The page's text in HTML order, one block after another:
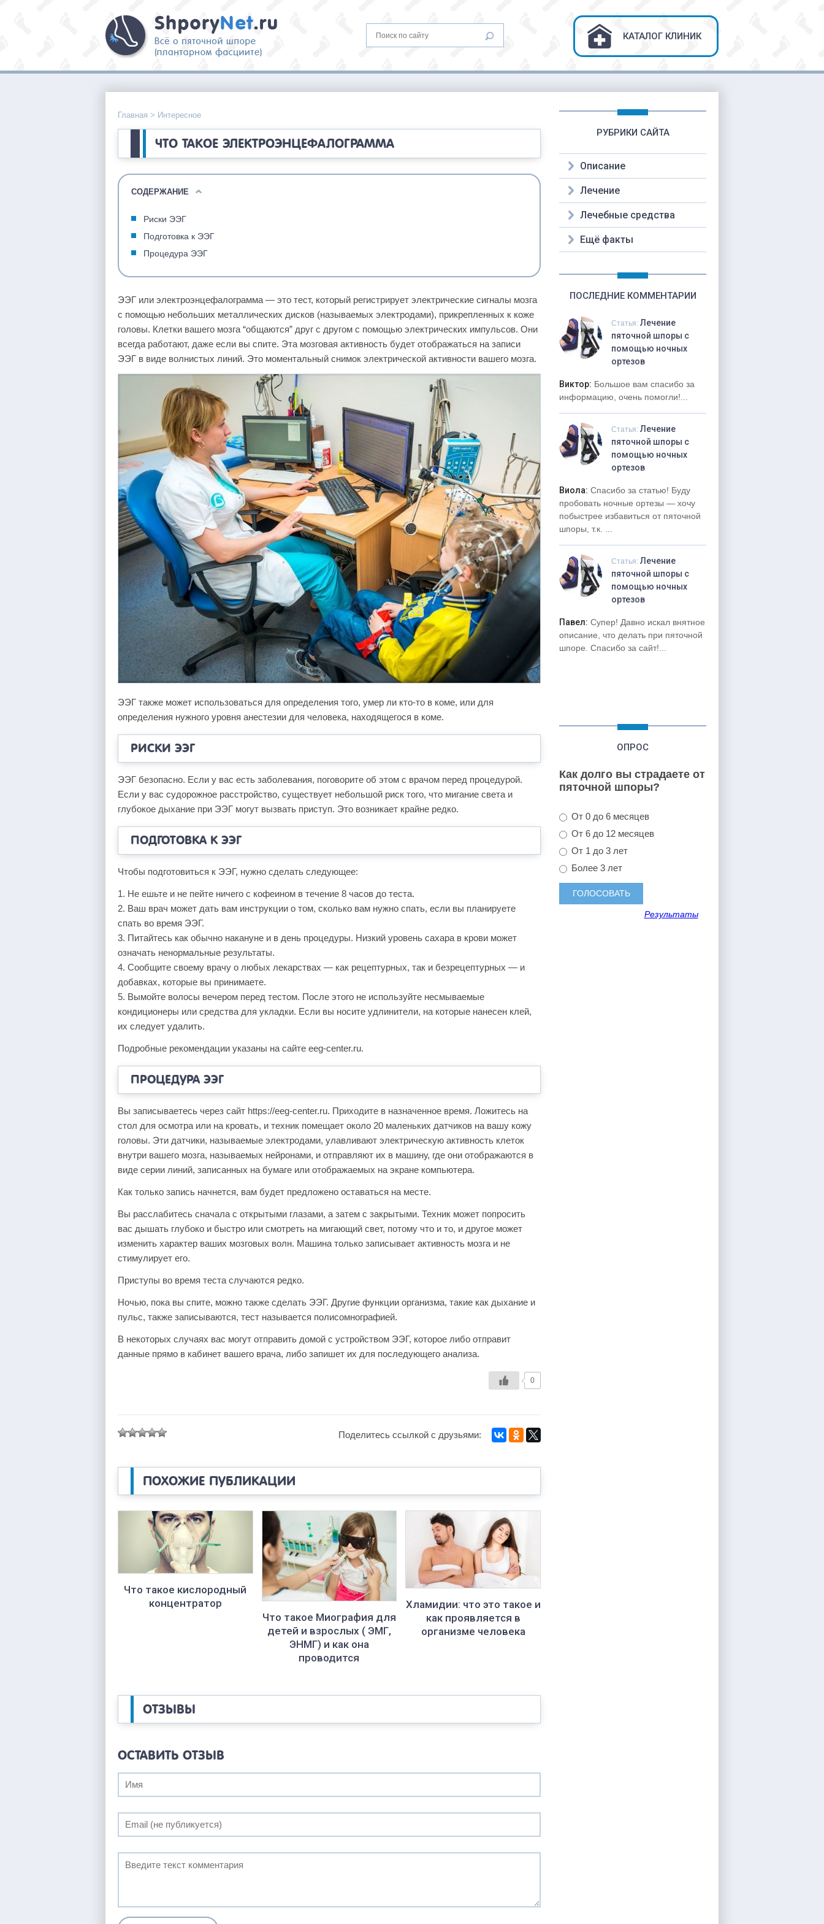
КАТАЛОГ КЛИНИК
Главная > Интересное
ЧТО ТАКОЕ ЭЛЕКТРОЭНЦЕФАЛОГРАММА
СОДЕРЖАНИЕ
Риски ЭЭГ
Подготовка к ЭЭГ
Процедура ЭЭГ
ЭЭГ или электроэнцефалограмма — это тест, который регистрирует электрические сигналы мозга
с помощью небольших металлических дисков (называемых электродами), прикрепленных к коже
головы. Клетки вашего мозга “общаются” друг с другом с помощью электрических импульсов. Они
всегда работают, даже если вы спите. Эта мозговая активность будет отображаться на записи
ЭЭГ в виде волнистых линий. Это моментальный снимок электрической активности вашего мозга.
ЭЭГ также может использоваться для определения того, умер ли кто-то в коме, или для
определения нужного уровня анестезии для человека, находящегося в коме.
РИСКИ ЭЭГ
ЭЭГ безопасно. Если у вас есть заболевания, поговорите об этом с врачом перед процедурой.
Если у вас судорожное расстройство, существует небольшой риск того, что мигание света и
глубокое дыхание при ЭЭГ могут вызвать приступ. Это возникает крайне редко.
ПОДГОТОВКА К ЭЭГ
Чтобы подготовиться к ЭЭГ, нужно сделать следующее:
1. Не ешьте и не пейте ничего с кофеином в течение 8 часов до теста.
2. Ваш врач может дать вам инструкции о том, сколько вам нужно спать, если вы планируете
спать во время ЭЭГ.
3. Питайтесь как обычно накануне и в день процедуры. Низкий уровень сахара в крови может
означать ненормальные результаты.
4. Сообщите своему врачу о любых лекарствах — как рецептурных, так и безрецептурных — и
добавках, которые вы принимаете.
5. Вымойте волосы вечером перед тестом. После этого не используйте несмываемые
кондиционеры или средства для укладки. Если вы носите удлинители, на которые нанесен клей,
их следует удалить.
Подробные рекомендации указаны на сайте eeg-center.ru.
ПРОЦЕДУРА ЭЭГ
Вы записываетесь через сайт https://eeg-center.ru. Приходите в назначенное время. Ложитесь на
стол для осмотра или на кровать, и техник помещает около 20 маленьких датчиков на вашу кожу
головы. Эти датчики, называемые электродами, улавливают электрическую активность клеток
внутри вашего мозга, называемых нейронами, и отправляют их в машину, где они отображаются в
виде серии линий, записанных на бумаге или отображаемых на экране компьютера.
Как только запись начнется, вам будет предложено оставаться на месте.
Вы расслабитесь сначала с открытыми глазами, а затем с закрытыми. Техник может попросить
вас дышать глубоко и быстро или смотреть на мигающий свет, потому что и то, и другое может
изменить характер ваших мозговых волн. Машина только записывает активность мозга и не
стимулирует его.
Приступы во время теста случаются редко.
Ночью, пока вы спите, можно также сделать ЭЭГ. Другие функции организма, такие как дыхание и
пульс, также записываются, тест называется полисомнографией.
В некоторых случаях вас могут отправить домой с устройством ЭЭГ, которое либо отправит
данные прямо в кабинет вашего врача, либо запишет их для последующего анализа.
0
ПОХОЖИЕ ПУБЛИКАЦИИ
Что такое кислородный
концентратор
Что такое Миография для
детей и взрослых ( ЭМГ,
ЭНМГ) и как она
проводится
Хламидии: что это такое и
как проявляется в
организме человека
ОТЗЫВЫ
ОСТАВИТЬ ОТЗЫВ
РУБРИКИ САЙТА
Описание
Лечение
Лечебные средства
Ещё факты
ПОСЛЕДНИЕ КОММЕНТАРИИ
Статья: Лечение
пяточной шпоры с
помощью ночных
ортезов
Виктор: Большое вам спасибо за
информацию, очень помогли!...
Статья: Лечение
пяточной шпоры с
помощью ночных
ортезов
Виола: Спасибо за статью! Буду
пробовать ночные ортезы — хочу
побыстрее избавиться от пяточной
шпоры, т.к. ...
Статья: Лечение
пяточной шпоры с
помощью ночных
ортезов
Павел: Супер! Давно искал внятное
описание, что делать при пяточной
шпоре. Спасибо за сайт!...
ОПРОС
Как долго вы страдаете от
пяточной шпоры?
От 0 до 6 месяцев
От 6 до 12 месяцев
От 1 до 3 лет
Более 3 лет
Результаты